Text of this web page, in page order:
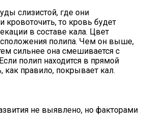
слизистой, где они
кровоточить, то кровь будет
в составе кала. Цвет
полипа. Чем он выше,
сильнее она смешивается с
полип находится в прямой
как правило, покрывает кал.
не выявлено, но факторами